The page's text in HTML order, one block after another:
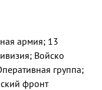
армия; 13
Войско
группа;
фронт